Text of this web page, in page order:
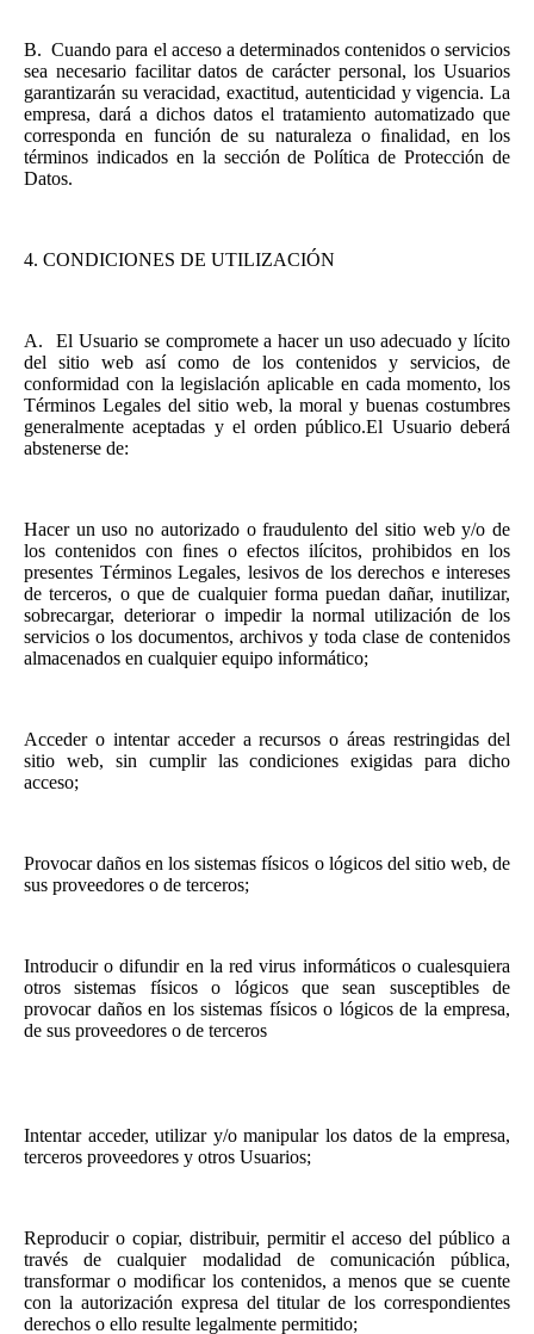
B. Cuando para el acceso a determinados contenidos o servicios
sea necesario facilitar datos de carácter personal, los Usuarios
garantizarán su veracidad, exactitud, autenticidad y vigencia. La
empresa, dará a dichos datos el tratamiento automatizado que
corresponda en función de su naturaleza o ﬁnalidad, en los
términos indicados en la sección de Política de Protección de
Datos.
4. CONDICIONES DE UTILIZACIÓN
A.
El Usuario se compromete a hacer un uso adecuado y lícito
del sitio web así como de los contenidos y servicios, de
conformidad con la legislación aplicable en cada momento, los
Términos Legales del sitio web, la moral y buenas costumbres
generalmente aceptadas y el orden público.El Usuario deberá
abstenerse de:
Hacer un uso no autorizado o fraudulento del sitio web y/o de
los contenidos con ﬁnes o efectos ilícitos, prohibidos en los
presentes Términos Legales, lesivos de los derechos e intereses
de terceros, o que de cualquier forma puedan dañar, inutilizar,
sobrecargar, deteriorar o impedir la normal utilización de los
servicios o los documentos, archivos y toda clase de contenidos
almacenados en cualquier equipo informático;
Acceder o intentar acceder a recursos o áreas restringidas del
sitio web, sin cumplir las condiciones exigidas para dicho
acceso;
Provocar daños en los sistemas físicos o lógicos del sitio web, de
sus proveedores o de terceros;
Introducir o difundir en la red virus informáticos o cualesquiera
otros sistemas físicos o lógicos que sean susceptibles de
provocar daños en los sistemas físicos o lógicos de la empresa,
de sus proveedores o de terceros
Intentar acceder, utilizar y/o manipular los datos de la empresa,
terceros proveedores y otros Usuarios;
Reproducir o copiar, distribuir, permitir el acceso del público a
través de cualquier modalidad de comunicación pública,
transformar o modiﬁcar los contenidos, a menos que se cuente
con la autorización expresa del titular de los correspondientes
derechos o ello resulte legalmente permitido;